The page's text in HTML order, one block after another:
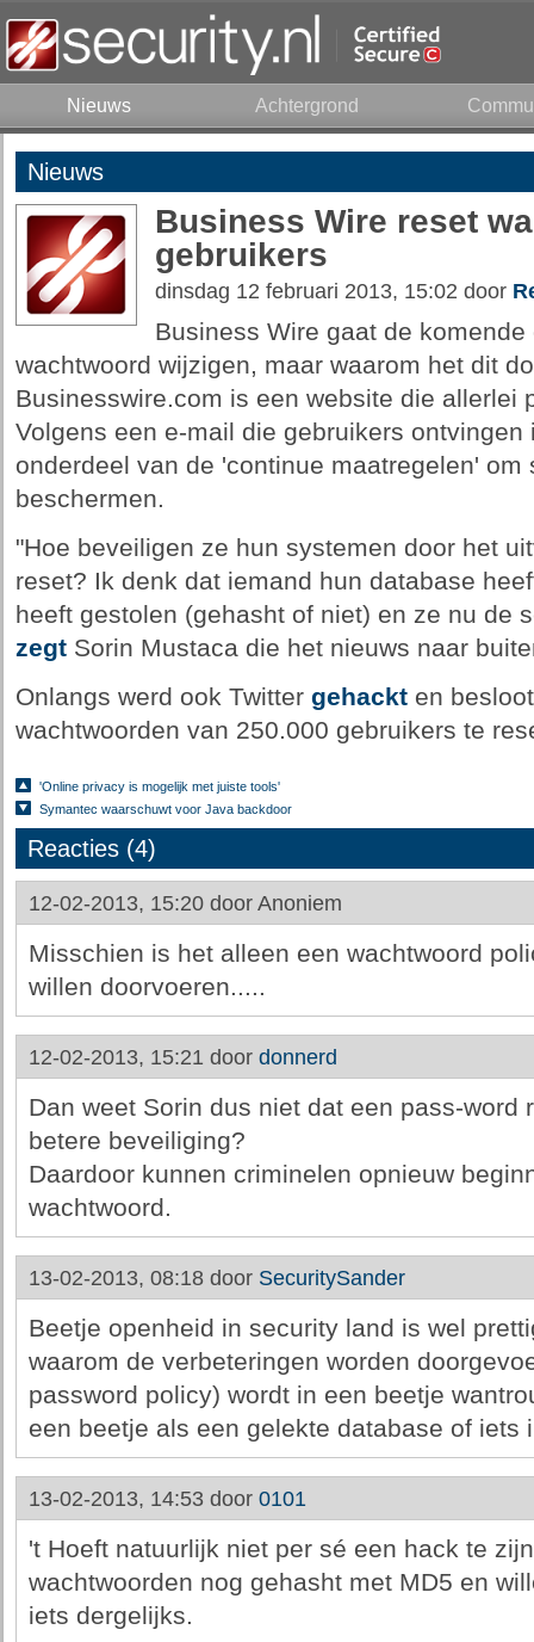
Nieuws Achtergrond
Nieuws
Business Wire reset
gebruikers
dinsdag 12 februari 2013, 15:02 door
Business Wire gaat de
wachtwoord wijzigen, maar waarom het dit
Businesswire.com is een website die allerlei
Volgens een e-mail die gebruikers ontvingen
onderdeel van de 'continue maatregelen'
beschermen.
"Hoe beveiligen ze hun systemen door het
reset? Ik denk dat iemand hun database
heeft gestolen (gehasht of niet) en ze nu de
zegtSorin Mustaca die het nieuws naar
Onlangs werd ook Twitter gehackten
wachtwoorden van 250.000 gebruikers te
'Online privacy is mogelijk met juiste tools'
Symantec waarschuwt voor Java backdoor
Reacties (4)
12-02-2013, 15:20 door Anoniem
Misschien is het alleen een wachtwoord
willen doorvoeren.....
12-02-2013, 15:21 door donnerd
Dan weet Sorin dus niet dat een pass-word
betere beveiliging?
Daardoor kunnen criminelen opnieuw
wachtwoord.
13-02-2013, 08:18 door SecuritySander
Beetje openheid in security land is wel
waarom de verbeteringen worden
password policy) wordt in een beetje
een beetje als een gelekte database of iets
13-02-2013, 14:53 door 0101
't Hoeft natuurlijk niet per sé een hack te
wachtwoorden nog gehasht met MD5 en
iets dergelijks.